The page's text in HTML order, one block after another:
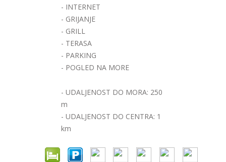
- INTERNET
- GRIJANJE
- GRILL
- TERASA
- PARKING
- POGLED NA MORE
- UDALJENOST DO MORA: 250
m
- UDALJENOST DO CENTRA: 1
km